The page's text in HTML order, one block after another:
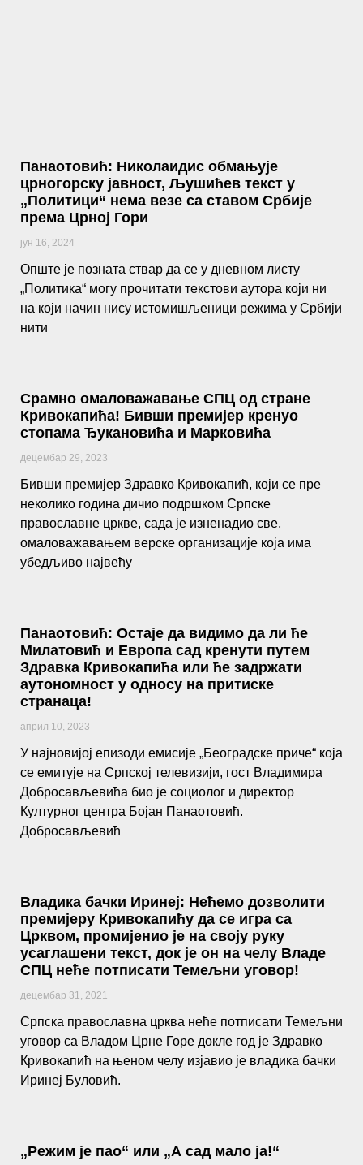
Панаотовић: Николаидис обмањује
црногорску јавност, Љушићев текст у
„Политици“ нема везе са ставом Србије
према Црној Гори
јун 16, 2024
Опште је позната ствар да се у дневном листу
„Политика“ могу прочитати текстови аутора који ни
на који начин нису истомишљеници режима у Србији
нити
Срамно омаловажавање СПЦ од стране
Кривокапића! Бивши премијер кренуо
стопама Ђукановића и Марковића
децембар 29, 2023
Бивши премијер Здравко Кривокапић, који се пре
неколико година дичио подршком Српске
православне цркве, сада је изненадио све,
омаловажавањем верске организације која има
убедљиво највећу
Панаотовић: Остаје да видимо да ли ће
Милатовић и Европа сад кренути путем
Здравка Кривокапића или ће задржати
аутономност у односу на притиске
странаца!
април 10, 2023
У најновијој епизоди емисије „Београдске приче“ која
се емитује на Српској телевизији, гост Владимира
Добросављевића био је социолог и директор
Културног центра Бојан Панаотовић.
Добросављевић
Владика бачки Иринеј: Нећемо дозволити
премијеру Кривокапићу да се игра са
Црквом, промијенио је на своју руку
усаглашени текст, док је он на челу Владе
СПЦ неће потписати Темељни уговор!
децембар 31, 2021
Српска православна црква неће потписати Темељни
уговор са Владом Црне Горе докле год је Здравко
Кривокапић на њеном челу изјавио је владика бачки
Иринеј Буловић.
„Режим је пао“ или „А сад мало ја!“